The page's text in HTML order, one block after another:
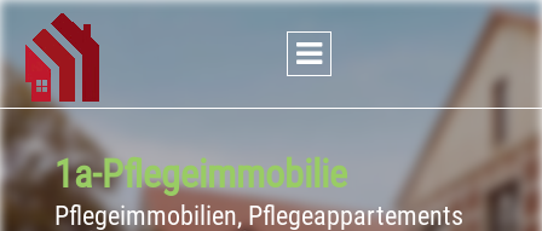
1a-Pflege­immobilie
Pflegeimmobilien, Pflegeappartements